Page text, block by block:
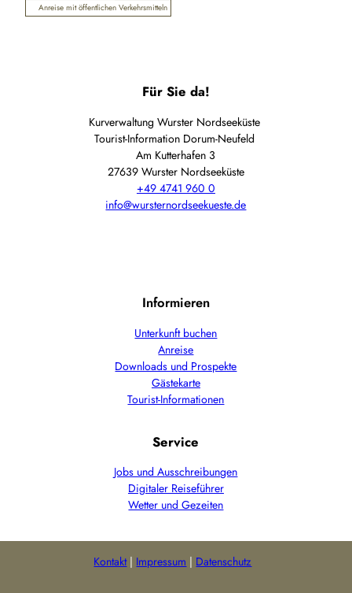
Anreise mit öffentlichen Verkehrsmitteln
Für Sie da!
Kurverwaltung Wurster Nordseeküste
Tourist-Information Dorum-Neufeld
Am Kutterhafen 3
27639 Wurster Nordseeküste
+49 4741 960 0
info@wursternordseekueste.de
Informieren
Unterkunft buchen
Anreise
Downloads und Prospekte
Gästekarte
Tourist-Informationen
Service
Jobs und Ausschreibungen
Digitaler Reiseführer
Wetter und Gezeiten
Kontakt Impressum Datenschutz